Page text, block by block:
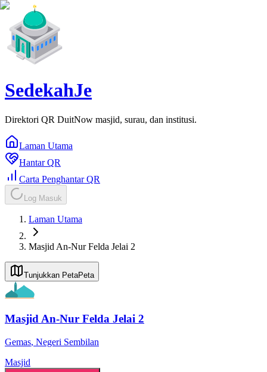
SedekahJe
Direktori QR DuitNow masjid, surau, dan institusi.
Laman Utama
Hantar QR
Carta Penghantar QR
Log Masuk
Laman Utama
Masjid An-Nur Felda Jelai 2
Tunjukkan PetaPeta
Masjid An-Nur Felda Jelai 2
Gemas, Negeri Sembilan
Masjid